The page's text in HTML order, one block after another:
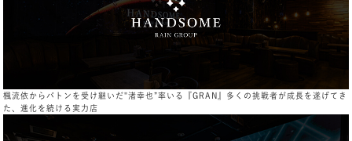
楓流依からバトンを受け継いだ"渚幸也”率いる『GRAN』多くの挑戦者が成長を遂げてき
た、進化を続ける実力店